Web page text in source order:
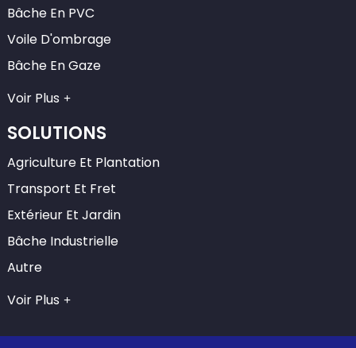
Bâche En PVC
Voile D'ombrage
Bâche En Gaze
Voir Plus
SOLUTIONS
Agriculture Et Plantation
Transport Et Fret
Extérieur Et Jardin
Bâche Industrielle
Autre
Voir Plus